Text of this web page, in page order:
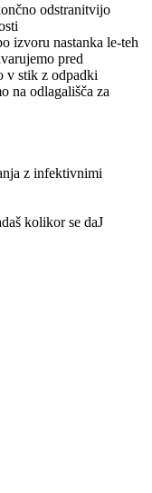
odstranitvijo
izvoru nastanka le-teh
pred
v stik z odpadki
na odlagališča za
z infektivnimi
kolikor se daJ